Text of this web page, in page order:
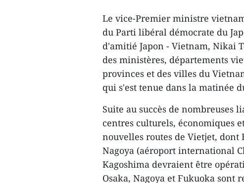
Le vice-Premier ministre
du Parti libéral démocrate du
d'amitié Japon - Vietnam, Nikai
des ministères, départements
provinces et des villes du
qui s'est tenue dans la matinée
Suite au succès de
centres culturels, économiques
nouvelles routes de Vietjet,
Nagoya (aéroport international
Kagoshima devraient être
Osaka, Nagoya et Fukuoka sont